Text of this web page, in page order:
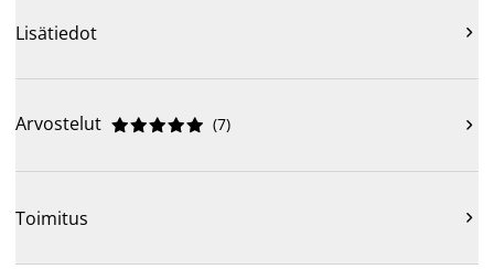
Lisätiedot 
Arvostelut 




 (7) 
Toimitus 